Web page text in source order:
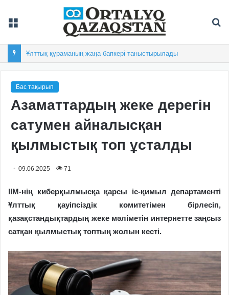
Ұлттық құраманың жаңа бапкері таныстырылады
Бас тақырып
Азаматтардың жеке дерегін
сатумен айналысқан
қылмыстық топ ұсталды
09.06.2025 71
ІІМ-нің киберқылмысқа қарсы іс-қимыл департаменті
Ұлттық қауіпсіздік комитетімен бірлесіп,
қазақстандықтардың жеке мәліметін интернетте заңсыз
сатқан қылмыстық топтың жолын кесті.